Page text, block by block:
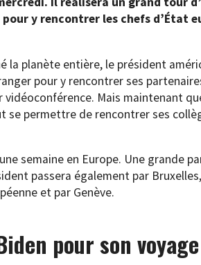
y rencontrer les chefs d’État
la planète entière, le président
pour y rencontrer ses
Mais maintenant
se permettre de rencontrer ses
semaine en Europe. Une grande
passera également par
et par Genève.
pour son